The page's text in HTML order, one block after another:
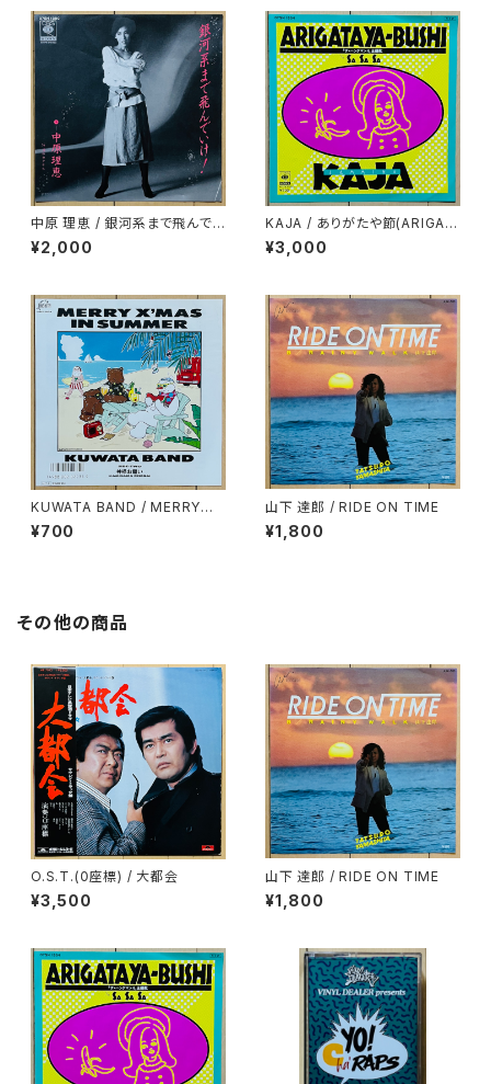
中原 理恵 / 銀河系まで飛んでい
け！
¥2,000
KAJA / ありがたや節(ARIGAT
AYA-BUSHI)
¥3,000
KUWATA BAND / MERRY
X'MAS IN SUMMER
¥700
山下 達郎 / RIDE ON TIME
¥1,800
その他の商品
O.S.T.(0座標) / 大都会
¥3,500
山下 達郎 / RIDE ON TIME
¥1,800